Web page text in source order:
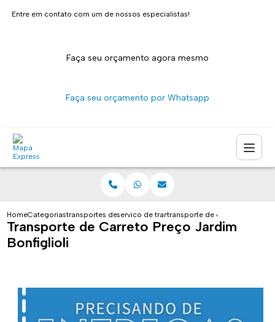
Entre em contato com um de nossos especialistas!
Faça seu orçamento agora mesmo
Faça seu orçamento por Whatsapp
HomeCategoriastransportes de encomendasservico de transporte de encomendas sao
transporte de carreto preco
Transporte de Carreto Preço Jardim
Bonfiglioli